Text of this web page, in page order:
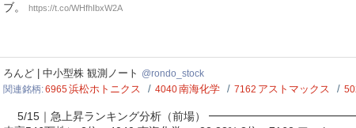
ブ。
https://t.co/WHfhIbxW2A
rondo_stock
ろんど | 中小型株 観測ノート rondo_stock
関連銘柄 6965浜松ホトニクス 4040南海化学 7162 アストマックス
5/15｜急上昇ランキング分析（前場）